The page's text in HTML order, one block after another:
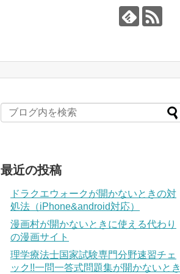
最近の投稿
ドラクエウォークが開かないときの対
処法（iPhone&android対応）
漫画村が開かないときに使える代わり
の漫画サイト
理学療法士国家試験専門分野速習チェ
ック!!一問一答式問題集が開かないとき